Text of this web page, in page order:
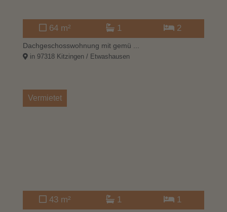
64 m² 1 2
Dachgeschosswohnung mit gemü ...
in 97318 Kitzingen / Etwashausen
Vermietet
43 m² 1 1